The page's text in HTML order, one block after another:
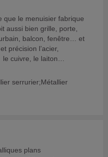
que le menuisier fabrique
aussi bien grille, porte,
balcon, fenêtre… et
précision l’acier,
le cuivre, le laiton…
serrurier;Métallier
plans